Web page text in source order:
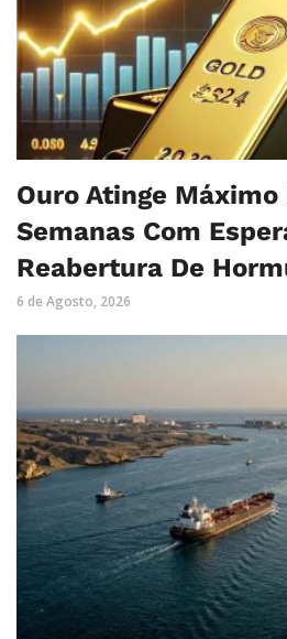
Ouro Atinge Máximo
Semanas Com
Reabertura De
6 de Agosto, 2026